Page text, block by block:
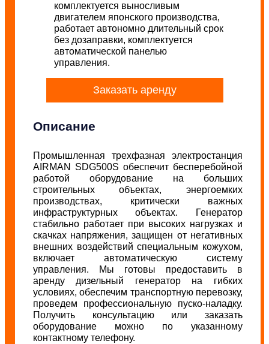
комплектуется выносливым
двигателем японского производства,
работает автономно длительный срок
без дозаправки, комплектуется
автоматической панелью
управления.
Заказать аренду
Описание
Промышленная трехфазная электростанция
AIRMAN SDG500S обеспечит бесперебойной
работой оборудование на больших
строительных объектах, энергоемких
производствах, критически важных
инфраструктурных объектах. Генератор
стабильно работает при высоких нагрузках и
скачках напряжения, защищен от негативных
внешних воздействий специальным кожухом,
включает автоматическую систему
управления. Мы готовы предоставить в
аренду дизельный генератор на гибких
условиях, обеспечим транспортную перевозку,
проведем профессиональную пуско-наладку.
Получить консультацию или заказать
оборудование можно по указанному
контактному телефону.